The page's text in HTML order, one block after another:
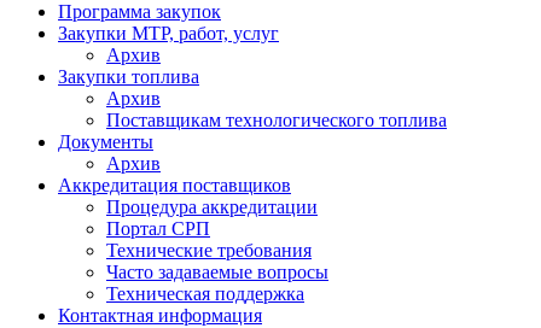
Программа закупок
Закупки МТР, работ, услуг
Архив
Закупки топлива
Архив
Поставщикам технологического топлива
Документы
Архив
Аккредитация поставщиков
Процедура аккредитации
Портал СРП
Технические требования
Часто задаваемые вопросы
Техническая поддержка
Контактная информация